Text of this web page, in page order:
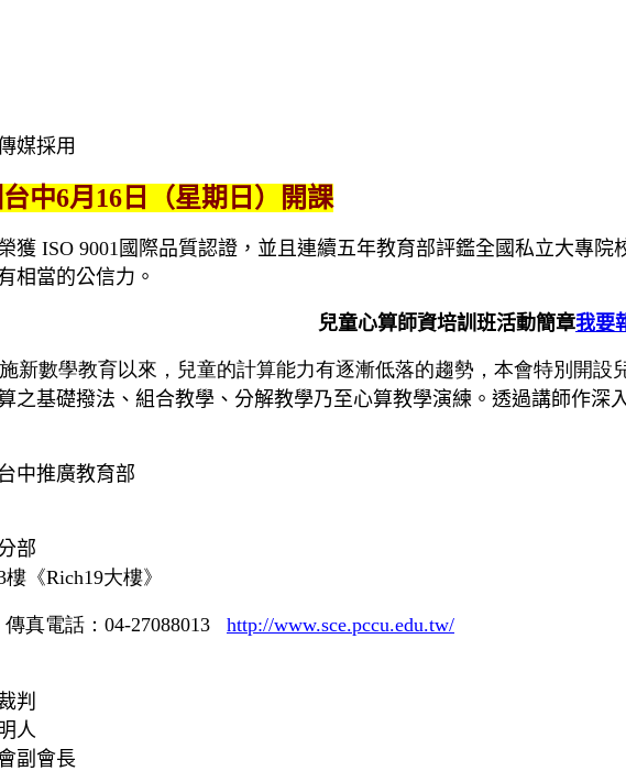
媒採用
中6月16日（星期日）開課
獲 ISO 9001 國際品質認證，並且連續五年教育部評鑑全國私立大專
相當的公信力。
兒童心算師資培訓班活動簡章我要
新數學教育以來，兒童的計算能力有逐漸低落的趨勢，本會特別開設
之基礎撥法、組合教學、分解教學乃至心算教學演練。透過講師作
中推廣教育部
部
《Rich19大樓》
真電話：04-27088013 http://www.sce.pccu.edu.tw/
判
人
副會長